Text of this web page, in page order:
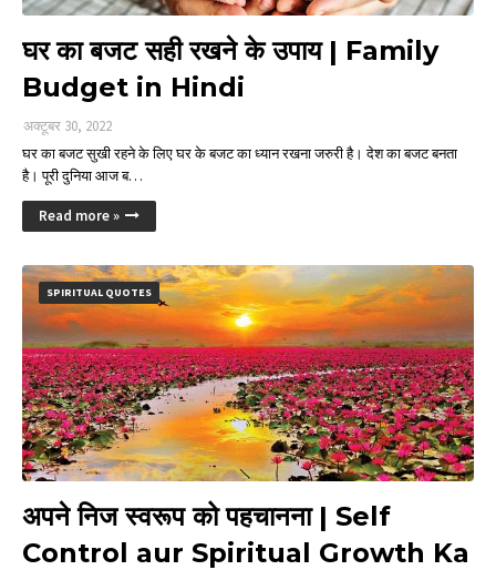
घर का बजट सही रखने के उपाय | Family
Budget in Hindi
अक्टूबर 30, 2022
घर का बजट सुखी रहने के लिए घर के बजट का ध्यान रखना जरुरी है। देश का बजट बनता
है। पूरी दुनिया आज ब…
Read more »
SPIRITUAL QUOTES
अपने निज स्वरूप को पहचानना | Self
Control aur Spiritual Growth Ka